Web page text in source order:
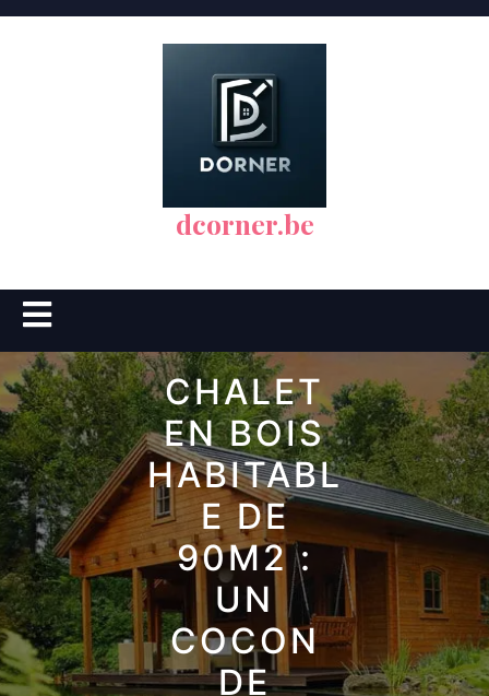
dcorner.be
Open
Button
CHALET
EN BOIS
HABITABL
E DE
90M2 :
UN
COCON
DE